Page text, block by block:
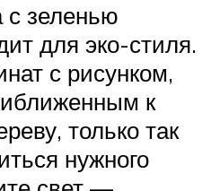
с зеленью
для эко-стиля.
с рисунком,
к
только так
нужного